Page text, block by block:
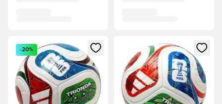
Åbner en Modal til at logge ind eller tilmelde dig som
-20%
Åbner en Modal til at logge